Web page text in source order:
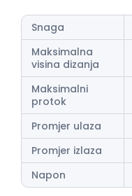
Snaga
Maksimalna
visina dizanja
Maksimalni
protok
Promjer ulaza
Promjer izlaza
Napon